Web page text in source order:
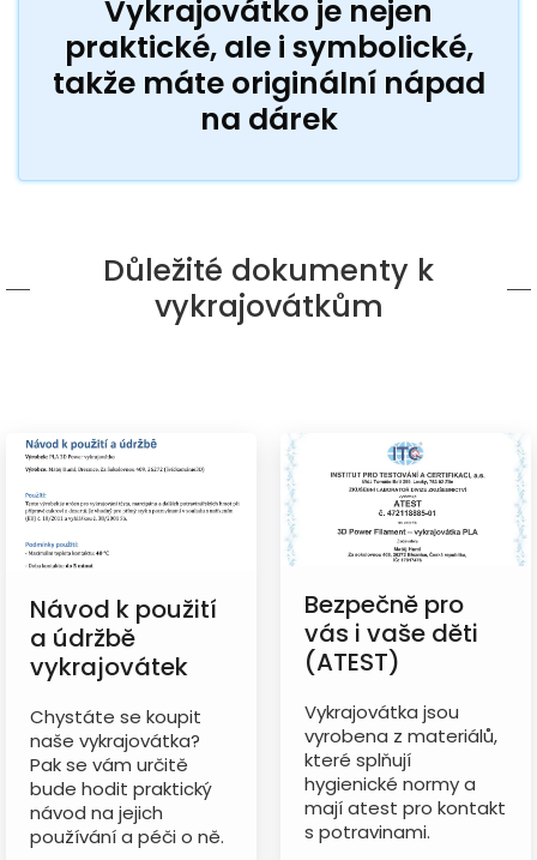
Vykrajovátko je nejen
praktické, ale i symbolické,
takže máte originální nápad
na dárek
Důležité dokumenty k
vykrajovátkům
Návod k použití
a údržbě
vykrajovátek
Chystáte se koupit
naše vykrajovátka?
Pak se vám určitě
bude hodit praktický
návod na jejich
používání a péči o ně.
Bezpečně pro
vás i vaše děti
(ATEST)
Vykrajovátka jsou
vyrobena z materiálů,
které splňují
hygienické normy a
mají atest pro kontakt
s potravinami.